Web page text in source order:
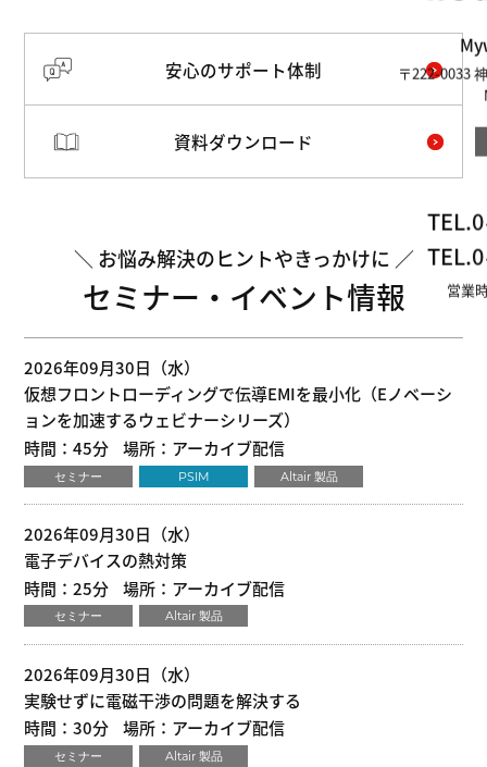
〒222-0033
TEL.
TEL.
営業
安心のサポート体制
資料ダウンロード
お悩み解決のヒントやきっかけに
セミナー・イベント情報
2026年09月30日（水）
仮想フロントローディングで伝導EMIを最小化（Eノベーシ
ョンを加速するウェビナーシリーズ）
時間：45分
場所：アーカイブ配信
セミナー PSIM Altair 製品
2026年09月30日（水）
電子デバイスの熱対策
時間：25分
場所：アーカイブ配信
セミナー Altair 製品
2026年09月30日（水）
実験せずに電磁干渉の問題を解決する
時間：30分
場所：アーカイブ配信
セミナー Altair 製品